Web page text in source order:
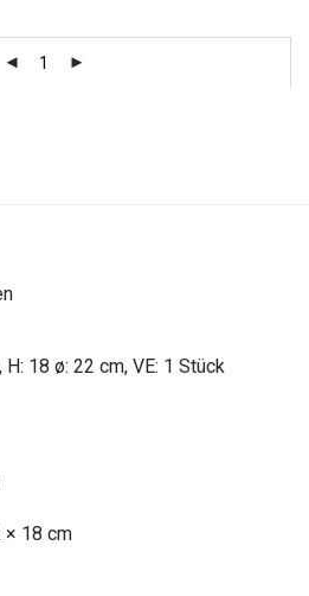
18 ø: 22 cm, VE: 1 Stück
× 18 cm